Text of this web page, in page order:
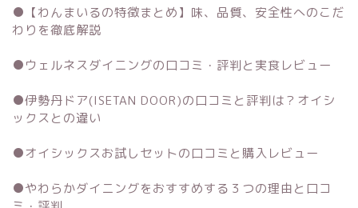
● 【わんまいるの特徴まとめ】味、品質、安全性へのこだ
わりを徹底解説
●ウェルネスダイニングの口コミ・評判と実食レビュー
●伊勢丹ドア(ISETAN DOOR)の口コミと評判は？オイシ
ックスとの違い
●オイシックスお試しセットの口コミと購入レビュー
●やわらかダイニングをおすすめする３つの理由と口コ